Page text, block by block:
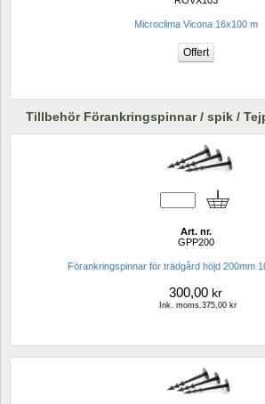
Microclima Vicona 16x100 m
Tillbehör Förankringspinnar / spik /
Art. nr.
GPP200
Förankringspinnar för trädgård höjd 200mm
300,00 kr
Ink. moms.375,00 kr